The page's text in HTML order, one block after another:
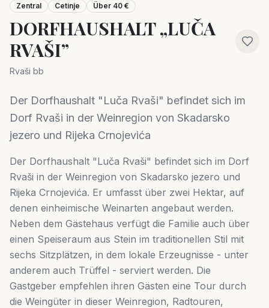
Zentral Cetinje Über 40 €
DORFHAUSHALT „LUČA
RVAŠI”
Rvaši bb
Der Dorfhaushalt "Luča Rvaši" befindet sich im
Dorf Rvaši in der Weinregion von Skadarsko
jezero und Rijeka Crnojevića
Der Dorfhaushalt "Luča Rvaši" befindet sich im Dorf
Rvaši in der Weinregion von Skadarsko jezero und
Rijeka Crnojevića. Er umfasst über zwei Hektar, auf
denen einheimische Weinarten angebaut werden.
Neben dem Gästehaus verfügt die Familie auch über
einen Speiseraum aus Stein im traditionellen Stil mit
sechs Sitzplätzen, in dem lokale Erzeugnisse - unter
anderem auch Trüffel - serviert werden. Die
Gastgeber empfehlen ihren Gästen eine Tour durch
die Weingüter in dieser Weinregion, Radtouren,